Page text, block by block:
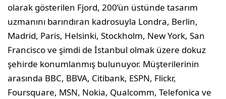
olarak gösterilen Fjord, 200’ün üstünde tasarım
uzmanını barındıran kadrosuyla Londra, Berlin,
Madrid, Paris, Helsinki, Stockholm, New York, San
Francisco ve şimdi de İstanbul olmak üzere dokuz
şehirde konumlanmış bulunuyor. Müşterilerinin
arasında BBC, BBVA, Citibank, ESPN, Flickr,
Foursquare, MSN, Nokia, Qualcomm, Telefonica ve